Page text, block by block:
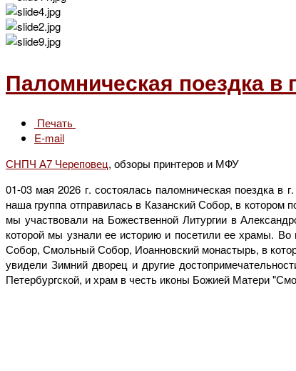
Паломническая поездка в
Печать
E-mail
СНПЧ А7 Череповец, обзоры принтеров и МФУ
01-03 мая 2026 г. состоялась паломническая поездка
наша группа отправилась в Казанский Собор, в
мы участвовали на Божественной Литургии в
которой мы узнали ее историю и посетили ее храмы.
Собор, Смольный Собор, Иоанновский монастырь, в
увидели Зимний дворец и другие
Петербургской, и храм в честь иконы Божией Матери